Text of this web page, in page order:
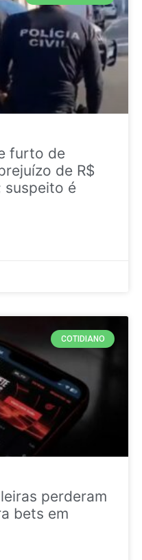
furto de
de R$
suspeito é
COTIDIANO
perderam
bets em